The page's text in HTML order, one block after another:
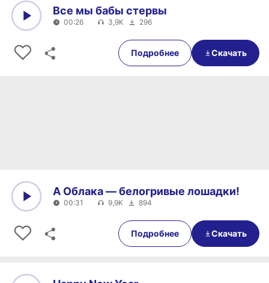
00:26
Все мы бабы стервы
00:26 3,9K 296
Подробнее Скачать
00:31
А Облака — белогривые лошадки!
00:31 9,9K 894
Подробнее Скачать